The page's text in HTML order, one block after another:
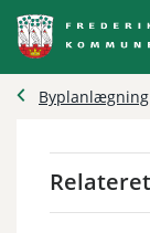
Byplanlægning
Relateret